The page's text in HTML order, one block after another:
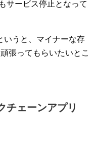
サービス停止となって
いうと、マイナーな存
張ってもらいたいとこ
チェーンアプリ